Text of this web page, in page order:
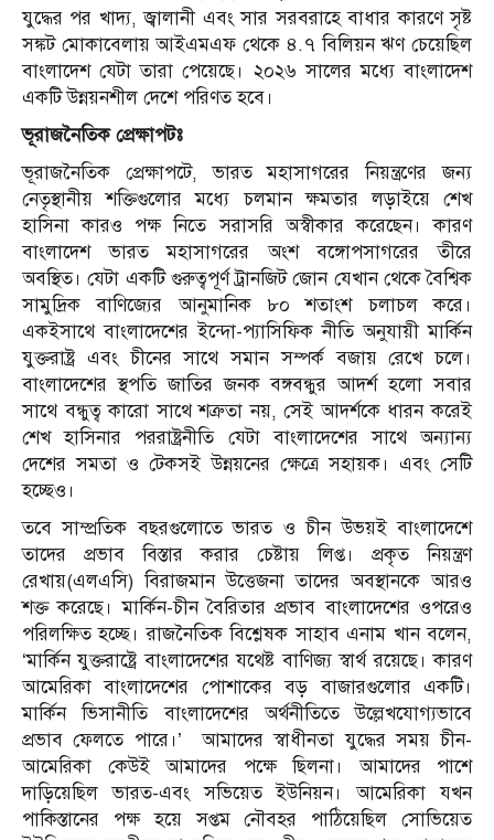
যুদ্ধের পর খাদ্য, জ্বালানী এবং সার সরবরাহে বাধার কারণে সৃষ্ট
সঙ্কট মোকাবেলায় আইএমএফ থেকে ৪.৭ বিলিয়ন ঋণ চেয়েছিল
বাংলাদেশ যেটা তারা পেয়েছে। ২০২৬ সালের মধ্যে বাংলাদেশ
একটি উন্নয়নশীল দেশে পরিণত হবে।
ভূরাজনৈতিক প্রেক্ষাপটঃ
ভূরাজনৈতিক প্রেক্ষাপটে, ভারত মহাসাগরের নিয়ন্ত্রণের জন্য
নেতৃস্থানীয় শক্তিগুলোর মধ্যে চলমান ক্ষমতার লড়াইয়ে শেখ
হাসিনা কারও পক্ষ নিতে সরাসরি অস্বীকার করেছেন। কারণ
বাংলাদেশ ভারত মহাসাগরের অংশ বঙ্গোপসাগরের তীরে
অবস্থিত। যেটা একটি গুরুত্বপূর্ণ ট্রানজিট জোন যেখান থেকে বৈশ্বিক
সামুদ্রিক বাণিজ্যের আনুমানিক ৮০ শতাংশ চলাচল করে।
একইসাথে বাংলাদেশের ইন্দো-প্যাসিফিক নীতি অনুযায়ী মার্কিন
যুক্তরাষ্ট্র এবং চীনের সাথে সমান সম্পর্ক বজায় রেখে চলে।
বাংলাদেশের স্থপতি জাতির জনক বঙ্গবন্ধুর আদর্শ হলো সবার
সাথে বন্ধুত্ব কারো সাথে শত্রুতা নয়, সেই আদর্শকে ধারন করেই
শেখ হাসিনার পররাষ্ট্রনীতি
যেটা বাংলাদেশের সাথে অন্যান্য
দেশের সমতা ও টেকসই উন্নয়নের ক্ষেত্রে সহায়ক। এবং সেটি
হচ্ছেও।
তবে সাম্প্রতিক বছরগুলোতে ভারত ও চীন উভয়ই বাংলাদেশে
তাদের প্রভাব বিস্তার করার চেষ্টায় লিপ্ত। প্রকৃত নিয়ন্ত্রণ
রেখায়(এলএসি) বিরাজমান উত্তেজনা তাদের অবস্থানকে আরও
শক্ত করেছে। মার্কিন-চীন বৈরিতার প্রভাব বাংলাদেশের ওপরেও
পরিলক্ষিত হচ্ছে। রাজনৈতিক বিশ্লেষক সাহাব এনাম খান বলেন,
‘মার্কিন যুক্তরাষ্ট্রে বাংলাদেশের যথেষ্ট বাণিজ্য স্বার্থ রয়েছে। কারণ
আমেরিকা বাংলাদেশের পোশাকের বড় বাজারগুলোর একটি।
মার্কিন ভিসানীতি বাংলাদেশের অর্থনীতিতে উল্লেখযোগ্যভাবে
প্রভাব ফেলতে পারে।’ আমাদের স্বাধীনতা যুদ্ধের সময় চীন-
আমেরিকা কেউই আমাদের পক্ষে ছিলনা। আমাদের পাশে
দাড়িয়েছিল ভারত-এবং সভিয়েত ইউনিয়ন। আমেরিকা যখন
পাকিস্তানের পক্ষ হয়ে সপ্তম নৌবহর পাঠিয়েছিল সোভিয়েত